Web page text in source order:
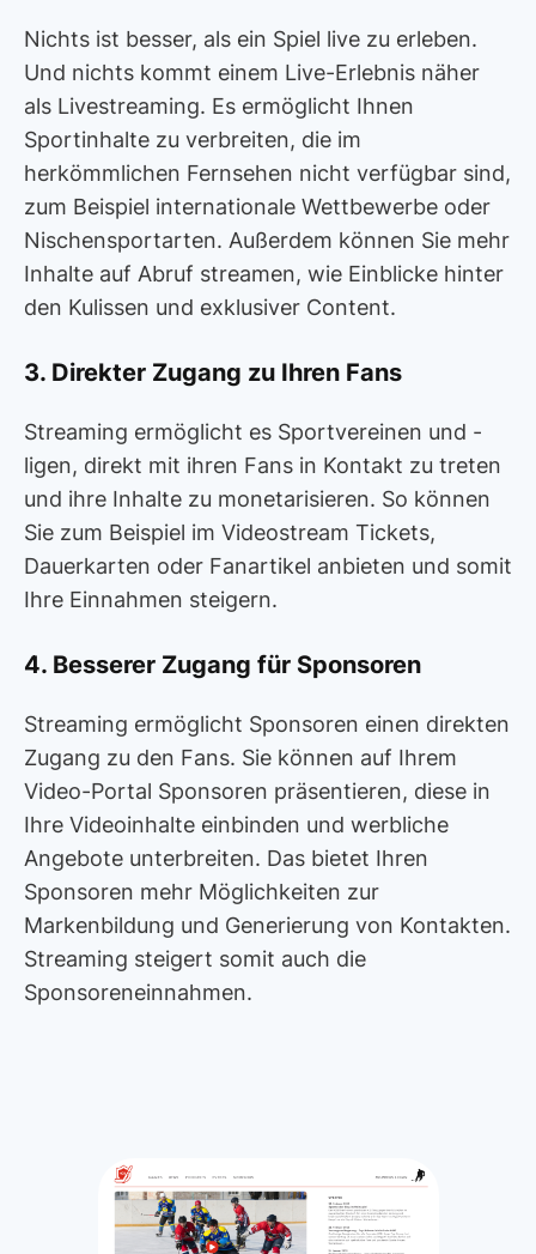
Nichts ist besser, als ein Spiel live zu erleben.
Und nichts kommt einem Live-Erlebnis näher
als Livestreaming. Es ermöglicht Ihnen
Sportinhalte zu verbreiten, die im
herkömmlichen Fernsehen nicht verfügbar sind,
zum Beispiel internationale Wettbewerbe oder
Nischensportarten. Außerdem können Sie mehr
Inhalte auf Abruf streamen, wie Einblicke hinter
den Kulissen und exklusiver Content.
3. Direkter Zugang zu Ihren Fans
Streaming ermöglicht es Sportvereinen und -
ligen, direkt mit ihren Fans in Kontakt zu treten
und ihre Inhalte zu monetarisieren. So können
Sie zum Beispiel im Videostream Tickets,
Dauerkarten oder Fanartikel anbieten und somit
Ihre Einnahmen steigern.
4. Besserer Zugang für Sponsoren
Streaming ermöglicht Sponsoren einen direkten
Zugang zu den Fans. Sie können auf Ihrem
Video-Portal Sponsoren präsentieren, diese in
Ihre Videoinhalte einbinden und werbliche
Angebote unterbreiten. Das bietet Ihren
Sponsoren mehr Möglichkeiten zur
Markenbildung und Generierung von Kontakten.
Streaming steigert somit auch die
Sponsoreneinnahmen.